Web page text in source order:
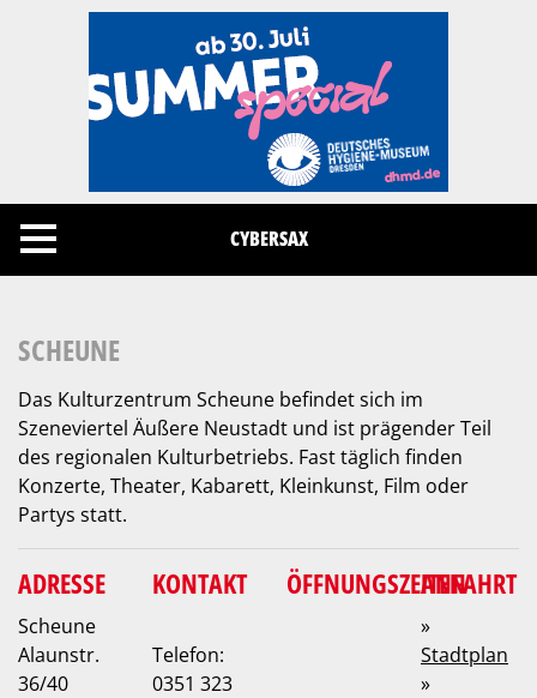
CYBERSAX
SCHEUNE
Das Kulturzentrum Scheune befindet sich im
Szeneviertel Äußere Neustadt und ist prägender Teil
des regionalen Kulturbetriebs. Fast täglich finden
Konzerte, Theater, Kabarett, Kleinkunst, Film oder
Partys statt.
ADRESSE
Scheune
Alaunstr.
36/40
KONTAKT
Telefon:
0351 323
ÖFFNUNGSZEITENANFAHRT
»
Stadtplan
»
Cookies management panel